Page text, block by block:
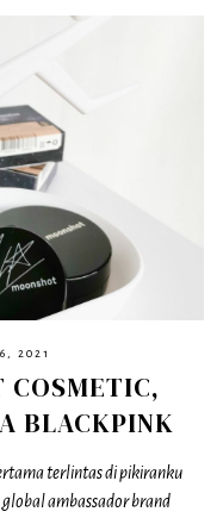
2021
COSMETIC,
BLACKPINK
terlintas di pikiranku
ambassador brand